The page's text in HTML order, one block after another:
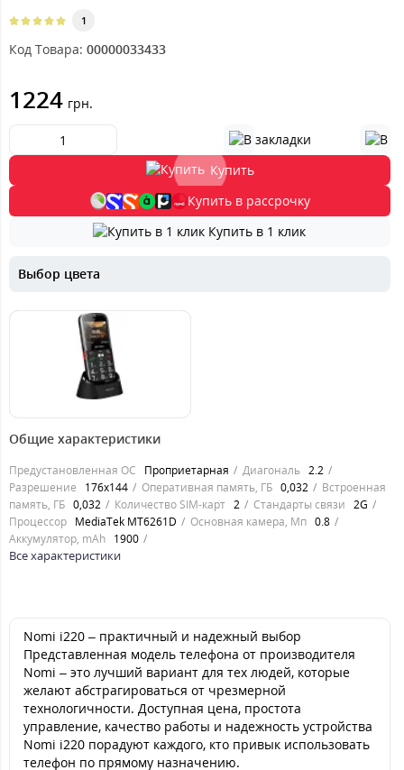
1
Код Товара: 00000033433
1224 грн.
Купить
Купить в рассрочку
Купить в 1 клик
Выбор цвета
1224 грн.
Общие характеристики
Предустановленная ОС Проприетарная Диагональ 2.2
Разрешение
176х144 Оперативная память, ГБ 0,032
Встроенная
память, ГБ 0,032 Количество SIM-карт 2 Стандарты связи 2G
Процессор MediaTek MT6261D Основная камера, Мп 0.8
Аккумулятор, mAh 1900
Все характеристики
Nomi i220 – практичный и надежный выбор
Представленная модель телефона от производителя
Nomi – это лучший вариант для тех людей, которые
желают абстрагироваться от чрезмерной
технологичности. Доступная цена, простота
управление, качество работы и надежность устройства
Nomi i220 порадуют каждого, кто привык использовать
телефон по прямому назначению.